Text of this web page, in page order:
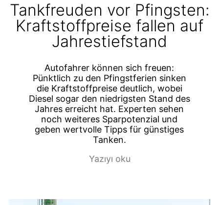
Tankfreuden vor Pfingsten:
Kraftstoffpreise fallen auf
Jahrestiefstand
Autofahrer können sich freuen:
Pünktlich zu den Pfingstferien sinken
die Kraftstoffpreise deutlich, wobei
Diesel sogar den niedrigsten Stand des
Jahres erreicht hat. Experten sehen
noch weiteres Sparpotenzial und
geben wertvolle Tipps für günstiges
Tanken.
Yazıyı oku